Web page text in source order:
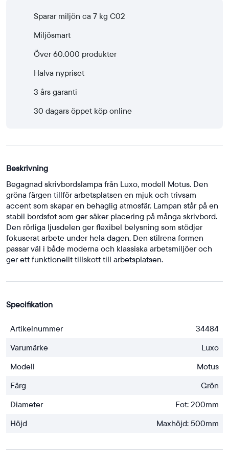
Sparar miljön ca 7 kg C02
Miljösmart
Över 60.000 produkter
Halva nypriset
3 års garanti
30 dagars öppet köp online
Beskrivning
Begagnad skrivbordslampa från Luxo, modell Motus. Den
gröna färgen tillför arbetsplatsen en mjuk och trivsam
accent som skapar en behaglig atmosfär. Lampan står på en
stabil bordsfot som ger säker placering på många skrivbord.
Den rörliga ljusdelen ger flexibel belysning som stödjer
fokuserat arbete under hela dagen. Den stilrena formen
passar väl i både moderna och klassiska arbetsmiljöer och
ger ett funktionellt tillskott till arbetsplatsen.
Specifikation
Artikelnummer
34484
Varumärke
Luxo
Modell
Motus
Färg
Grön
Diameter
Fot: 200mm
Höjd
Maxhöjd: 500mm